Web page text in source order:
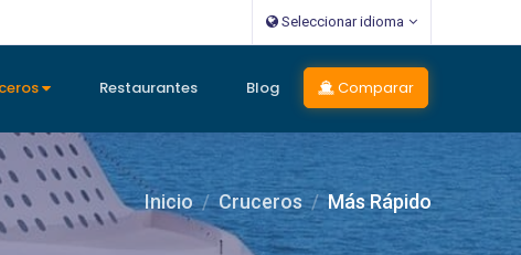
Seleccionar idioma
Restaurantes Blog Comparar
Inicio Cruceros Más Rápido